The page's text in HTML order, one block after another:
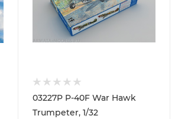
03227P P-40F War Hawk
Trumpeter, 1/32